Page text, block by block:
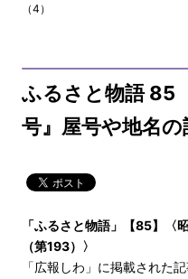
（4）
ふるさと物語 85
号』屋号や地名の
「ふるさと物語」【85】〈
（第193）〉
「広報しわ」に掲載された